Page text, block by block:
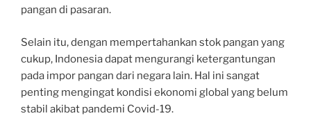
pangan di pasaran.
Selain itu, dengan mempertahankan stok pangan yang
cukup, Indonesia dapat mengurangi ketergantungan
pada impor pangan dari negara lain. Hal ini sangat
penting mengingat kondisi ekonomi global yang belum
stabil akibat pandemi Covid-19.